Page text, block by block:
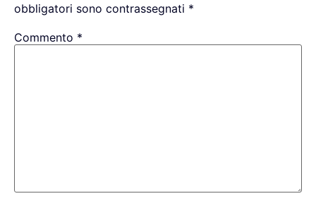
obbligatori sono contrassegnati *
Commento *